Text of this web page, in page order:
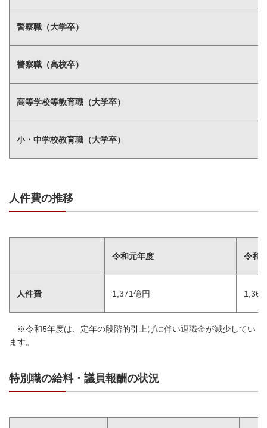
警察職（大学卒）
警察職（高校卒）
高等学校等教育職（大学卒）
小・中学校教育職（大学卒）
人件費の推移
令和元年度 令和2
人件費 1,371億円 1,362
※令和5年度は、定年の段階的引上げに伴い退職金が減少してい
ます。
特別職の給料・議員報酬の状況